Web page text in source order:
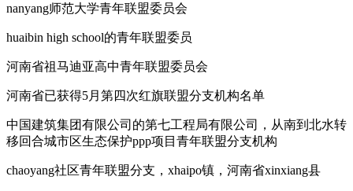
nanyang师范大学青年联盟委员会
huaibin high school的青年联盟委员
河南省祖马迪亚高中青年联盟委员会
河南省已获得5月第四次红旗联盟分支机构名单
中国建筑集团有限公司的第七工程局有限公司，从南到北水转
移回合城市区生态保护ppp项目青年联盟分支机构
chaoyang社区青年联盟分支，xhaipo镇，河南省xinxiang县